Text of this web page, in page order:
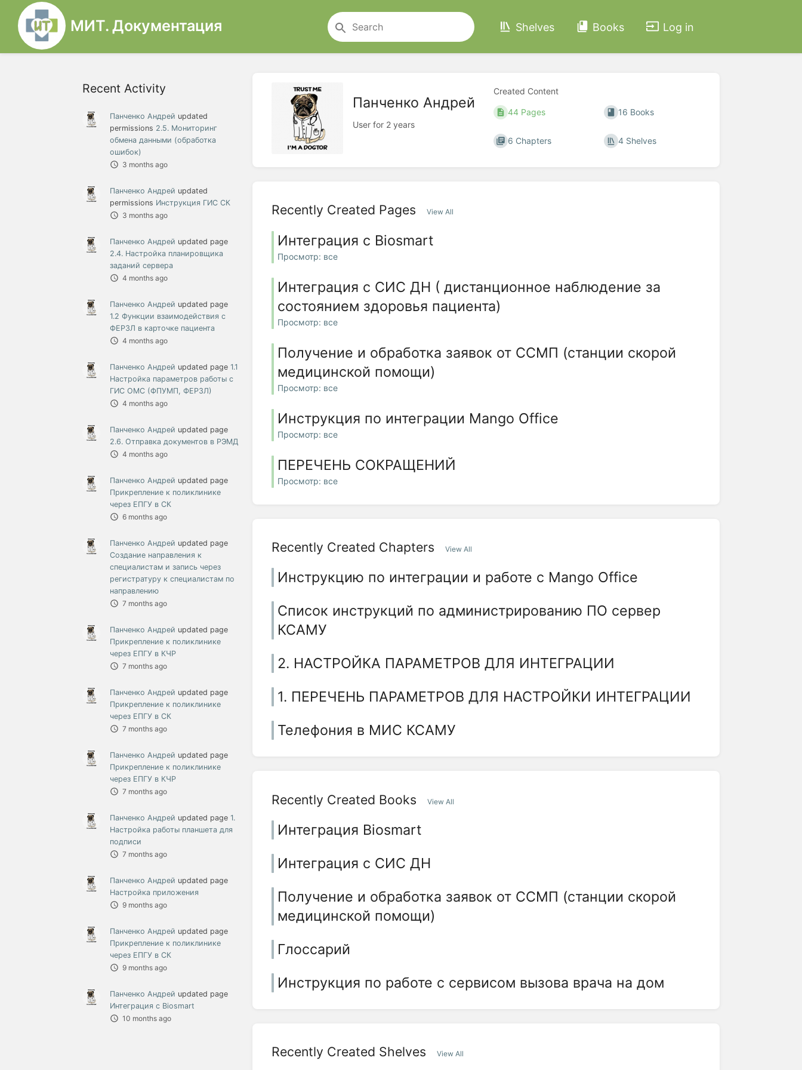
МИТ. Документация Shelves Books Log in
Recent Activity
Панченко Андрей updated
permissions 2.5. Мониторинг
обмена данными (обработка
ошибок)
3 months ago
Панченко Андрей updated
permissions Инструкция ГИС СК
3 months ago
Панченко Андрей updated page
2.4. Настройка планировщика
заданий сервера
4 months ago
Панченко Андрей updated page
1.2 Функции взаимодействия с
ФЕРЗЛ в карточке пациента
4 months ago
Панченко Андрей updated page 1.1
Настройка параметров работы с
ГИС ОМС (ФПУМП, ФЕРЗЛ)
4 months ago
Панченко Андрей updated page
2.6. Отправка документов в РЭМД
4 months ago
Панченко Андрей updated page
Прикрепление к поликлинике
через ЕПГУ в СК
6 months ago
Панченко Андрей updated page
Создание направления к
специалистам и запись через
регистратуру к специалистам по
направлению
7 months ago
Панченко Андрей updated page
Прикрепление к поликлинике
через ЕПГУ в КЧР
7 months ago
Панченко Андрей updated page
Прикрепление к поликлинике
через ЕПГУ в СК
7 months ago
Панченко Андрей updated page
Прикрепление к поликлинике
через ЕПГУ в КЧР
7 months ago
Панченко Андрей updated page 1.
Настройка работы планшета для
подписи
7 months ago
Панченко Андрей updated page
Настройка приложения
9 months ago
Панченко Андрей updated page
Прикрепление к поликлинике
через ЕПГУ в СК
9 months ago
Панченко Андрей updated page
Интеграция с Biosmart
10 months ago
Панченко Андрей
User for 2 years
Created Content
44 Pages
6 Chapters
16 Books
4 Shelves
Recently Created Pages View All
Интеграция с Biosmart
Просмотр: все
Интеграция с СИС ДН ( дистанционное наблюдение за
состоянием здоровья пациента)
Просмотр: все
Получение и обработка заявок от ССМП (станции скорой
медицинской помощи)
Просмотр: все
Инструкция по интеграции Mango Office
Просмотр: все
ПЕРЕЧЕНЬ СОКРАЩЕНИЙ
Просмотр: все
Recently Created Chapters View All
Инструкцию по интеграции и работе с Mango Office
Список инструкций по администрированию ПО сервер
КСАМУ
2. НАСТРОЙКА ПАРАМЕТРОВ ДЛЯ ИНТЕГРАЦИИ
1. ПЕРЕЧЕНЬ ПАРАМЕТРОВ ДЛЯ НАСТРОЙКИ ИНТЕГРАЦИИ
Телефония в МИС КСАМУ
Recently Created Books View All
Интеграция Biosmart
Интеграция с СИС ДН
Получение и обработка заявок от ССМП (станции скорой
медицинской помощи)
Глоссарий
Инструкция по работе с сервисом вызова врача на дом
Recently Created Shelves View All